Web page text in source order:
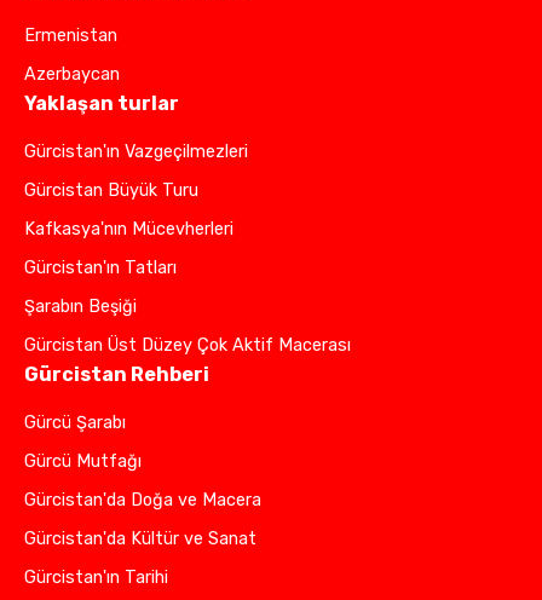
Ermenistan
Azerbaycan
Yaklaşan turlar
Gürcistan'ın Vazgeçilmezleri
Gürcistan Büyük Turu
Kafkasya'nın Mücevherleri
Gürcistan'ın Tatları
Şarabın Beşiği
Gürcistan Üst Düzey Çok Aktif Macerası
Gürcistan Rehberi
Gürcü Şarabı
Gürcü Mutfağı
Gürcistan'da Doğa ve Macera
Gürcistan'da Kültür ve Sanat
Gürcistan'ın Tarihi